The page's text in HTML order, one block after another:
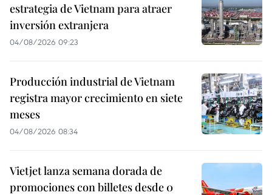
estrategia de Vietnam para atraer
inversión extranjera
04/08/2026 09:23
Producción industrial de Vietnam
registra mayor crecimiento en siete
meses
04/08/2026 08:34
Vietjet lanza semana dorada de
promociones con billetes desde 0